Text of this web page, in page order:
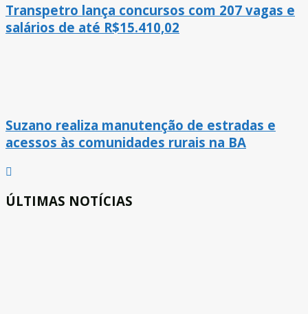
Transpetro lança concursos com 207 vagas e
salários de até R$15.410,02
Suzano realiza manutenção de estradas e
acessos às comunidades rurais na BA
ÚLTIMAS NOTÍCIAS